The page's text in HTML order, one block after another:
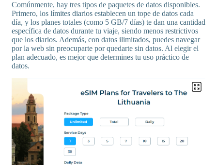
Comúnmente, hay tres tipos de paquetes de datos disponibles.
Primero, los límites diarios establecen un tope de datos cada
día, y los planes totales (como 5 GB/7 días) te dan una cantidad
específica de datos durante tu viaje, siendo menos restrictivos
que los diarios. Además, con datos ilimitados, puedes navegar
por la web sin preocuparte por quedarte sin datos. Al elegir el
plan adecuado, es mejor que determines tu uso práctico de
datos.